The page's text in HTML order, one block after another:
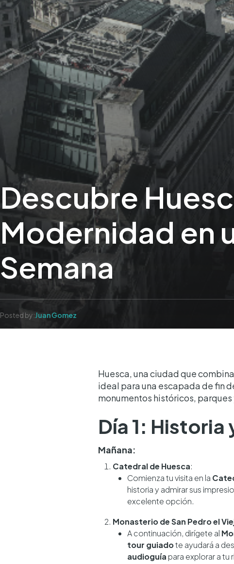
Descubre
Modernidad en
Semana
Posted by:Juan Gomez
Huesca, una ciudad que
ideal para una escapada de fin
monumentos históricos,
Día 1:
Mañana:
Catedral de Huesca:
Comienza tu visita en la
historia y admirar sus
excelente opción.
Monasterio de San Pedro el
A continuación, dirígete al
tour guiadote ayudará a
audioguía para explorar a tu